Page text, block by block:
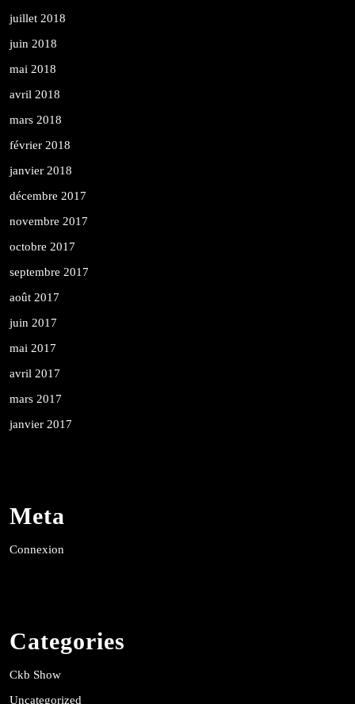
juillet 2018
juin 2018
mai 2018
avril 2018
mars 2018
février 2018
janvier 2018
décembre 2017
novembre 2017
octobre 2017
septembre 2017
août 2017
juin 2017
mai 2017
avril 2017
mars 2017
janvier 2017
Meta
Connexion
Categories
Ckb Show
Uncategorized